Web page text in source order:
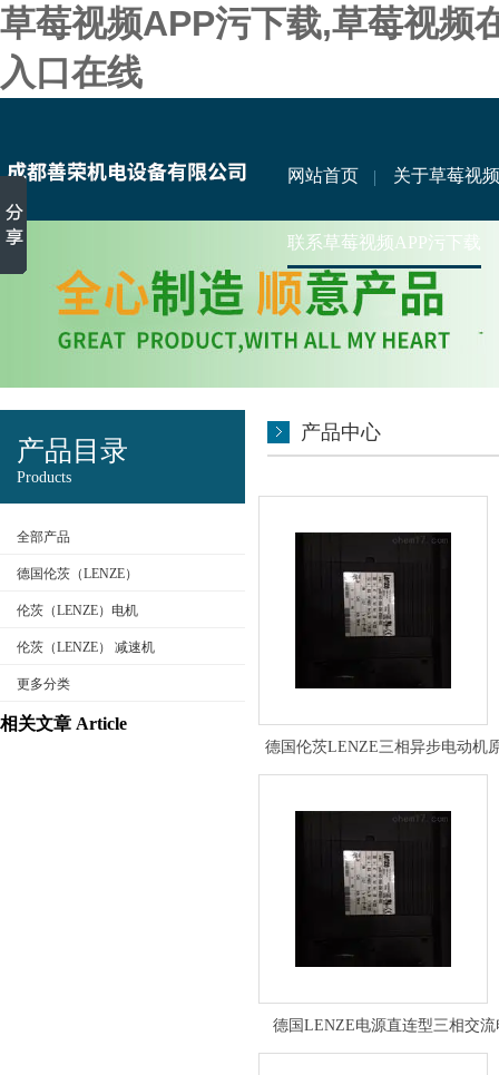
草莓视频APP污下载,草莓视频
入口在线
网站首页 关于草莓视
联系草莓视频APP污下载
产品目录
Products
全部产品
德国伦茨（LENZE）
伦茨（LENZE）电机
伦茨（LENZE） 减速机
更多分类
相关文章 Article
产品中心
德国伦茨LENZE三相异步电动机
德国LENZE电源直连型三相交流